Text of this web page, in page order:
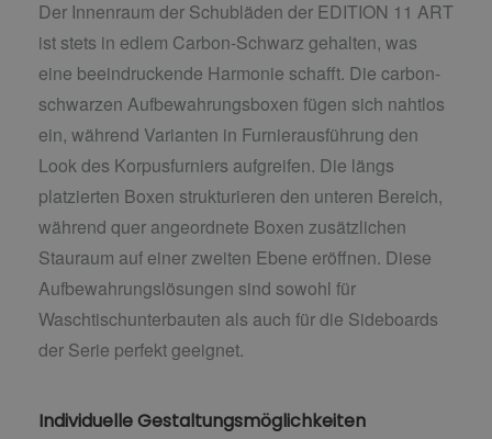
Der Innenraum der Schubläden der EDITION 11 ART
ist stets in edlem Carbon-Schwarz gehalten, was
eine beeindruckende Harmonie schafft. Die carbon-
schwarzen Aufbewahrungsboxen fügen sich nahtlos
ein, während Varianten in Furnierausführung den
Look des Korpusfurniers aufgreifen. Die längs
platzierten Boxen strukturieren den unteren Bereich,
während quer angeordnete Boxen zusätzlichen
Stauraum auf einer zweiten Ebene eröffnen. Diese
Aufbewahrungslösungen sind sowohl für
Waschtischunterbauten als auch für die Sideboards
der Serie perfekt geeignet.
Individuelle Gestaltungsmöglichkeiten